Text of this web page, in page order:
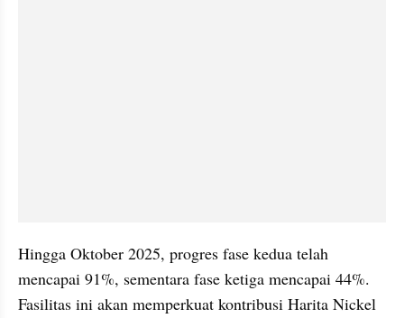
Hingga Oktober 2025, progres fase kedua telah
mencapai 91%, sementara fase ketiga mencapai 44%.
Fasilitas ini akan memperkuat kontribusi Harita Nickel